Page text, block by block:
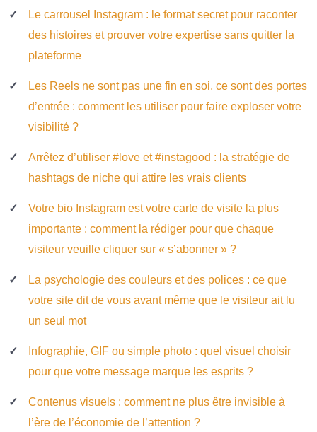
Le carrousel Instagram : le format secret pour raconter
des histoires et prouver votre expertise sans quitter la
plateforme
Les Reels ne sont pas une fin en soi, ce sont des portes
d’entrée : comment les utiliser pour faire exploser votre
visibilité ?
Arrêtez d’utiliser #love et #instagood : la stratégie de
hashtags de niche qui attire les vrais clients
Votre bio Instagram est votre carte de visite la plus
importante : comment la rédiger pour que chaque
visiteur veuille cliquer sur « s’abonner » ?
La psychologie des couleurs et des polices : ce que
votre site dit de vous avant même que le visiteur ait lu
un seul mot
Infographie, GIF ou simple photo : quel visuel choisir
pour que votre message marque les esprits ?
Contenus visuels : comment ne plus être invisible à
l’ère de l’économie de l’attention ?